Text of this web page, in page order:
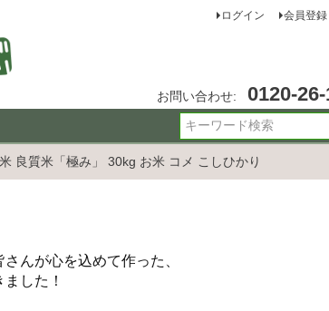
ログイン 会員登録
お問い合わせ: 0120-
良質米「極み」 30kg お米 コメ こしひかり
んが心を込めて作った、
した！